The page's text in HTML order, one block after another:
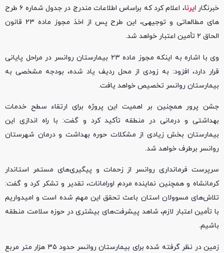
خبرنگارایرنا
، اعلام کرد که براساس اطلاعات مندرج در جدول شماره ۶ طرح
های مطالعاتی و توجیهی، این طرح پس از اخذ مجوز ماده ۲۳ قانون
الحاق ۲ تأمین اعتبار خواهد شد.
وی با اشاره به اینکه مجوز ماده ۲۳ بیمارستان روانسر در مراحل پایانی
قرار دارد، افزود: به زودی از محل ردیف یاد شده، بودجه مشخصی به
بیمارستان روانسر تخصیص خواهد یافت.
جشن پرور همچنین بر اهمیت این پروژه برای ارتقاء سطح خدمات
بهداشتی و درمانی در منطقه تأکید کرد و گفت: با راه اندازی این
بیمارستان بخش زیادی از مشکلات حوره بهداشت و درمان شهرستان
روانسر برطرف خواهد شد.
سرپرست فرمانداری روانسر از زحمات و پیگیری‌های مستمر استاندار
کرمانشاه و همچنین نماینده مردم اورامانات، تقدیر و تشکر کرد و گفت:
تلاش‌های مسوولان استان باعث تحقق این مهم شده است و امیدواریم
با تأمین اعتبار لازم، شاهد پیشرفت‌های بیشتری در حوزه سلامت منطقه
باشیم.
زمین در نظر گرفته شده برای بیمارستان روانسر حدود ۳۵ هزار متر مربع